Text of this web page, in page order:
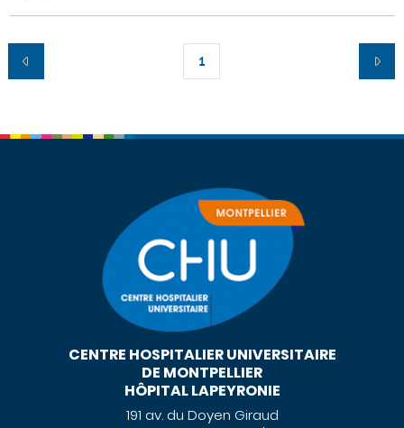
1
CENTRE HOSPITALIER UNIVERSITAIRE
DE MONTPELLIER
HÔPITAL LAPEYRONIE
191 av. du Doyen Giraud